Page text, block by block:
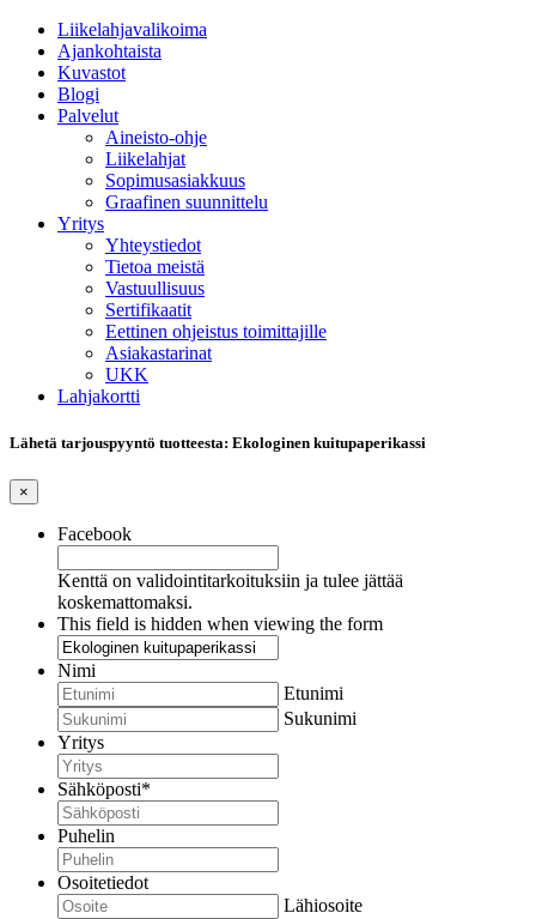
Liikelahjavalikoima
Ajankohtaista
Kuvastot
Blogi
Palvelut
Aineisto-ohje
Liikelahjat
Sopimusasiakkuus
Graafinen suunnittelu
Yritys
Yhteystiedot
Tietoa meistä
Vastuullisuus
Sertifikaatit
Eettinen ohjeistus toimittajille
Asiakastarinat
UKK
Lahjakortti
Lähetä tarjouspyyntö tuotteesta: Ekologinen kuitupaperikassi
×
Facebook
Kenttä on validointitarkoituksiin ja tulee jättää
koskemattomaksi.
This field is hidden when viewing the form
Nimi
Etunimi
Sukunimi
Yritys
Sähköposti*
Puhelin
Osoitetiedot
Lähiosoite